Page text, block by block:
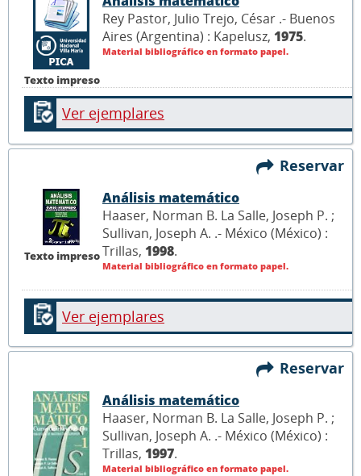
Texto impreso
Rey Pastor, Julio Trejo, César .- Buenos
Aires (Argentina) : Kapelusz, 1975.
Material bibliográfico en formato papel.
Ver ejemplares
Reservar
Texto impreso
Análisis matemático
Haaser, Norman B. La Salle, Joseph P. ;
Sullivan, Joseph A. .- México (México) :
Trillas, 1998.
Material bibliográfico en formato papel.
Ver ejemplares
Reservar
Análisis matemático
Haaser, Norman B. La Salle, Joseph P. ;
Sullivan, Joseph A. .- México (México) :
Trillas, 1997.
Material bibliográfico en formato papel.